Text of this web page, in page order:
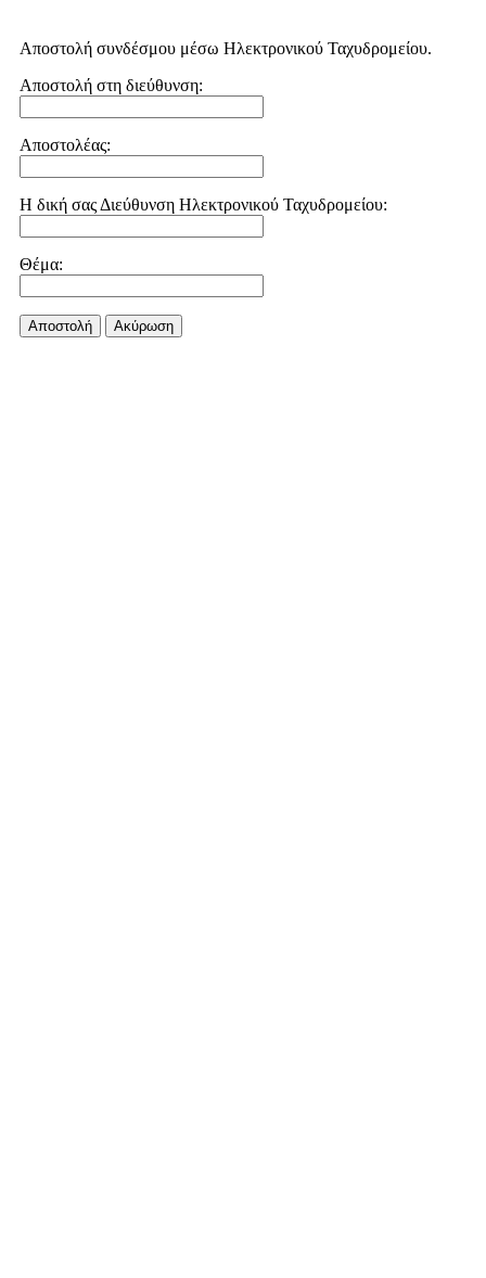
Αποστολή συνδέσμου μέσω Ηλεκτρονικού Ταχυδρομείου.
Αποστολή στη διεύθυνση:
Αποστολέας:
Η δική σας Διεύθυνση Ηλεκτρονικού Ταχυδρομείου:
Θέμα:
Αποστολή Aκύρωση